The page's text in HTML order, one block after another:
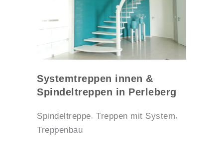
Systemtreppen innen &
Spindeltreppen in Perleberg
Spindeltreppe Treppen mit System
Treppenbau